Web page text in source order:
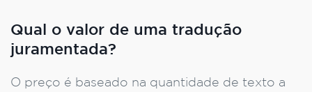
Qual o valor de uma tradução
juramentada?
O preço é baseado na quantidade de texto a